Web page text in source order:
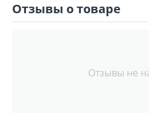
Отзывы о товаре
Отзывы не